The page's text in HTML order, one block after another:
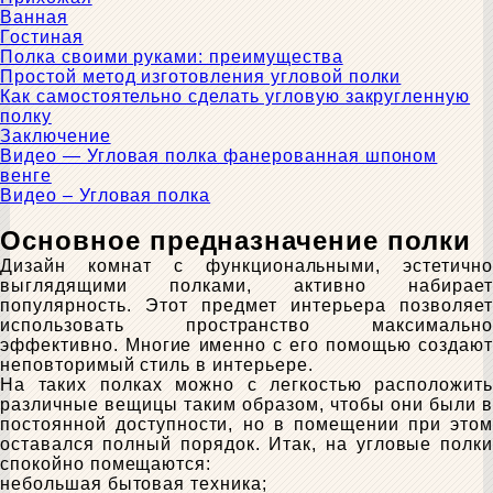
Ванная
Гостиная
Полка своими руками: преимущества
Простой метод изготовления угловой полки
Как самостоятельно сделать угловую закругленную
полку
Заключение
Видео — Угловая полка фанерованная шпоном
венге
Видео – Угловая полка
Основное предназначение полки
Дизайн комнат с функциональными, эстетично
выглядящими полками, активно набирает
популярность. Этот предмет интерьера позволяет
использовать пространство максимально
эффективно. Многие именно с его помощью создают
неповторимый стиль в интерьере.
На таких полках можно с легкостью расположить
различные вещицы таким образом, чтобы они были в
постоянной доступности, но в помещении при этом
оставался полный порядок. Итак, на угловые полки
спокойно помещаются:
небольшая бытовая техника;